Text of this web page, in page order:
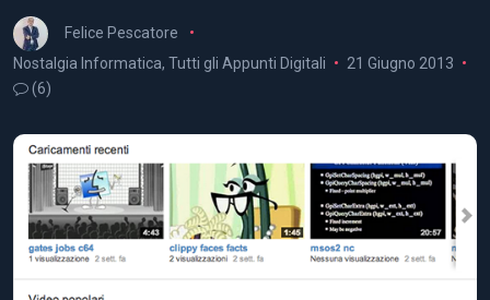
Felice Pescatore
Nostalgia Informatica, Tutti gli Appunti Digitali
21 Giugno 2013
(6)